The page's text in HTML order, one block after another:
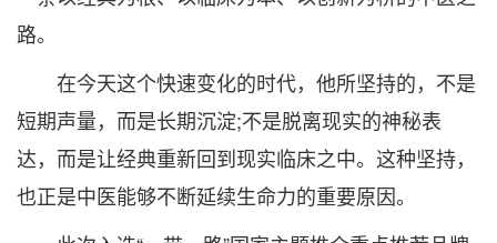
路。
在今天这个快速变化的时代，他所坚持的，不是
短期声量，而是长期沉淀;不是脱离现实的神秘表
达，而是让经典重新回到现实临床之中。这种坚持，
也正是中医能够不断延续生命力的重要原因。